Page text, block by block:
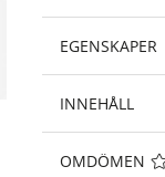
EGENSKAPER
INNEHÅLL
OMDÖMEN